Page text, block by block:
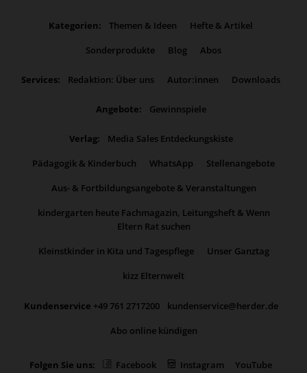
Kategorien: Themen & Ideen
Hefte & Artikel
Sonderprodukte
Blog Abos
Services: Redaktion: Über uns Autor:innen Downloads
Angebote: Gewinnspiele
Verlag:
Media Sales Entdeckungskiste
Pädagogik & Kinderbuch
WhatsApp
Stellenangebote
Aus- & Fortbildungsangebote & Veranstaltungen
kindergarten heute Fachmagazin, Leitungsheft & Wenn
Eltern Rat suchen
Kleinstkinder in Kita und Tagespflege
Unser Ganztag
kizz Elternwelt
Kundenservice +49 761 2717200
kundenservice@herder.de
Abo online kündigen
Folgen Sie uns: Facebook Instagram YouTube